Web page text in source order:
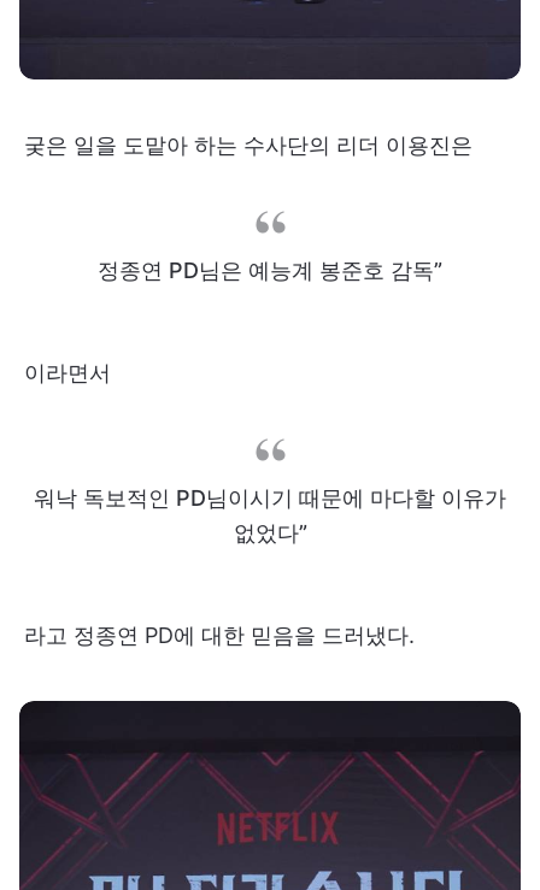
궂은 일을 도맡아 하는 수사단의 리더 이용진은
정종연 PD님은 예능계 봉준호 감독”
이라면서
워낙 독보적인 PD님이시기 때문에 마다할 이유가
없었다”
라고 정종연 PD에 대한 믿음을 드러냈다.